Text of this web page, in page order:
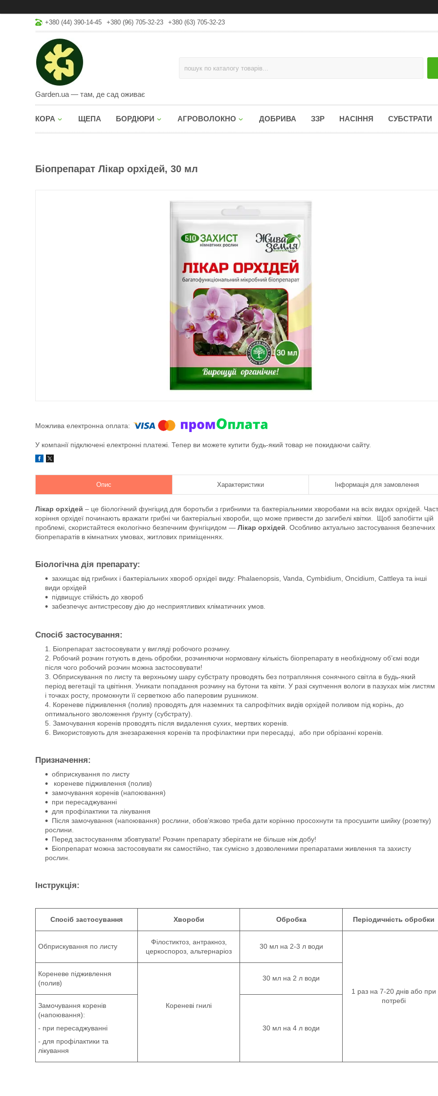
+380 (44) 390-14-45 +380 (96) 705-32-23 +380 (63) 705-32-23
Garden.ua — там, де сад оживає
КОРА ЩЕПА БОРДЮРИ АГРОВОЛОКНО ДОБРИВА ЗЗР НАСІННЯ СУБСТРАТИ
Біопрепарат Лікар орхідей, 30 мл
У компанії підключені електронні платежі. Тепер ви можете купити будь-який товар не покидаючи сайту.
Опис Характеристики Інформація для замовлення
Лікар орхідей – це біологічний фунгіцид для боротьби з грибними та бактеріальними хворобами на всіх видах орхідей.
коріння орхідеї починають вражати грибні чи бактеріальні хвороби, що може привести до загибелі квітки. Щоб запобігти цій
проблемі, скористайтеся екологічно безпечним фунгіцидом — Лікар орхідей . Особливо актуально застосування безпечних
біопрепаратів в кімнатних умовах, житлових приміщеннях.
Біологічна дія препарату:
захищає від грибних і бактеріальних хвороб орхідеї виду: Phalaenopsis, Vanda, Cymbidium, Oncidium, Cattleya та інші
види орхідей
підвищує стійкість до хвороб
забезпечує антистресову дію до несприятливих кліматичних умов.
Спосіб застосування:
Біопрепарат застосовувати у вигляді робочого розчину.
Робочий розчин готують в день обробки, розчиняючи нормовану кількість біопрепарату в необхідному об’ємі води
після чого робочий розчин можна застосовувати!
Обприскування по листу та верхньому шару субстрату проводять без потрапляння сонячного світла в будь-який
період вегетації та цвітіння. Уникати попадання розчину на бутони та квіти. У разі скупчення вологи в пазухах між листям
і точках росту, промокнути її серветкою або паперовим рушником.
Кореневе підживлення (полив) проводять для наземних та сапрофітних видів орхідей поливом під корінь, до
оптимального зволоження ґрунту (субстрату).
Замочування коренів проводять після видалення сухих, мертвих коренів.
Використовують для знезараження коренів та профілактики при пересадці, або при обрізанні коренів.
Призначення:
обприскування по листу
кореневе підживлення (полив)
замочування коренів (напоювання)
при пересаджуванні
для профілактики та лікування
Після замочування (напоювання) рослини, обов’язково треба дати корінню просохнути та просушити шийку (розетку)
рослини.
Перед застосуванням збовтувати! Розчин препарату зберігати не більше ніж добу!
Біопрепарат можна застосовувати як самостійно, так сумісно з дозволеними препаратами живлення та захисту
рослин.
Інструкція:
Спосіб застосування Хвороби Обробка Періодичність обробки
Обприскування по листу
Філостиктоз, антракноз,
церкоспороз, альтернаріоз
30 мл на 2-3 л води
1 раз на 7-20 днів або при
потребі
Кореневе підживлення
(полив)
Кореневі гнилі
30 мл на 2 л води
Замочування коренів
(напоювання):
- при пересаджуванні
- для профілактики та
лікування
30 мл на 4 л води